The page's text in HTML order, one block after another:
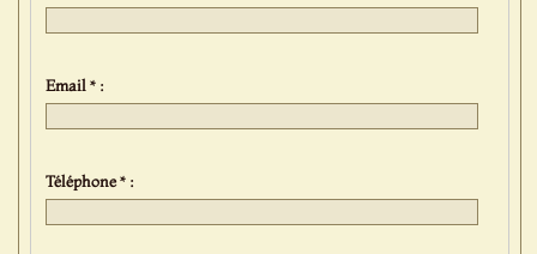
Email * :
Téléphone * :